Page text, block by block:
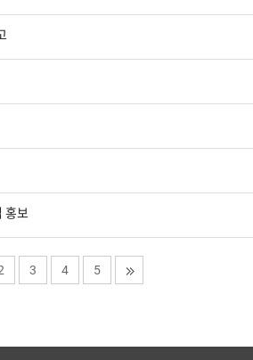
홍보
3 4 5